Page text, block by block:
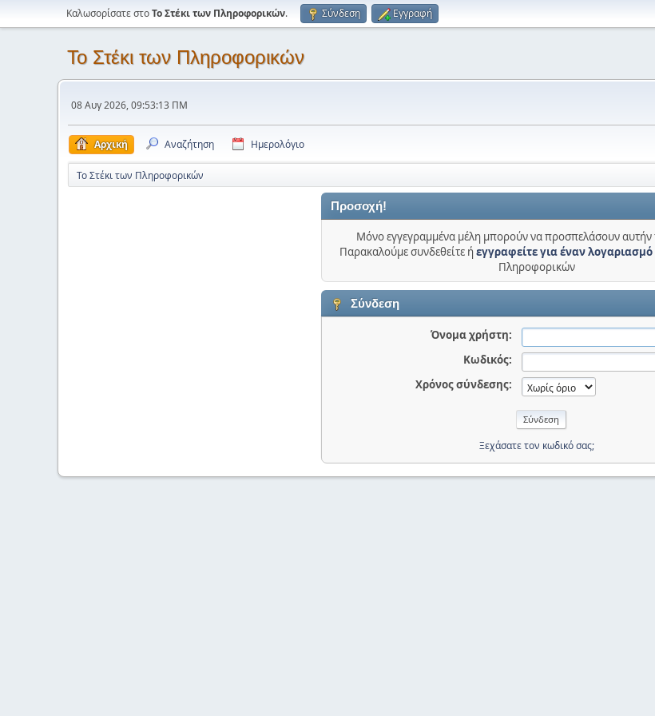
Καλωσορίσατε στοΤο Στέκι των Πληροφορικών. Σύνδεση Εγγραφή
Το Στέκι των Πληροφορικών
08 Αυγ 2026, 09:53:13 ΠΜ
Αρχική Αναζήτηση Ημερολόγιο
Το Στέκι των Πληροφορικών
Προσοχή!
Μόνο εγγεγραμμένα μέλη μπορούν να προσπελάσουν αυτήν
Παρακαλούμε συνδεθείτε ήεγγραφείτε για έναν λογαριασμό
Πληροφορικών
Σύνδεση
Όνομα χρήστη:
Κωδικός:
Χρόνος σύνδεσης:
Ξεχάσατε τον κωδικό σας;